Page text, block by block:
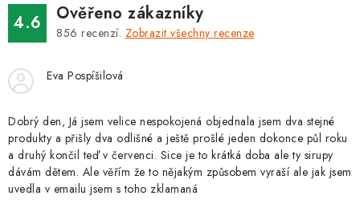
4.6 Ověřeno zákazníky
856 recenzí. Zobrazit všechny recenze
Eva Pospíšilová
Dobrý den, Já jsem velice nespokojená objednala jsem dva stejné
produkty a přišly dva odlišné a ještě prošlé jeden dokonce půl roku
a druhý končil teď v červenci. Sice je to krátká doba ale ty sirupy
dávám dětem. Ale věřím že to nějakým způsobem vyraší ale jak jsem
uvedla v emailu jsem s toho zklamaná